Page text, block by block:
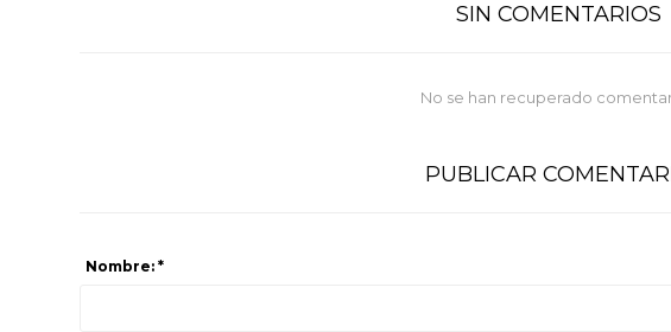
SIN COMENTARIOS
No se han recuperado
PUBLICAR
Nombre: *